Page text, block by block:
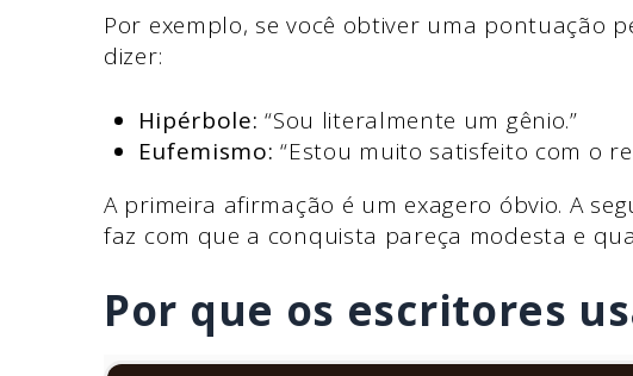
Por exemplo, se você obtiver uma pontuação
dizer:
Hipérbole: “Sou literalmente um gênio.”
Eufemismo: “Estou muito satisfeito com o
A primeira afirmação é um exagero óbvio. A
faz com que a conquista pareça modesta e
Por que os escritores